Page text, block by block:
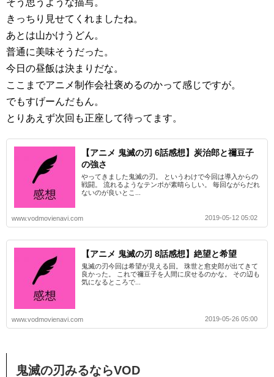
きっちり見せてくれましたね。
あとは山かけうどん。
普通に美味そうだった。
今日の昼飯は決まりだな。
ここまでアニメ制作会社褒めるのかって感じですが。
でもすげーんだもん。
とりあえず次回も正座して待ってます。
【アニメ 鬼滅の刃 6話感想】炭治郎と禰豆子
の強さ
やってきました鬼滅の刃。 というわけで今回は導入からの
戦闘。 流れるようなテンポが素晴らしい。 毎回ながらだれ
ないのが良いとこ...
www.vodmovienavi.com 2019-05-12 05:02
【アニメ 鬼滅の刃 8話感想】絶望と希望
鬼滅の刃今回は希望が見える回。 珠世と愈史郎が出てきて
良かった。 これで禰豆子を人間に戻せるのかな。 その辺も
気になるところで...
www.vodmovienavi.com 2019-05-26 05:00
鬼滅の刃みるならVOD